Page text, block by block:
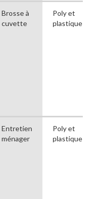
Brosse à
cuvette
Poly et
plastique
Entretien
ménager
Poly et
plastique